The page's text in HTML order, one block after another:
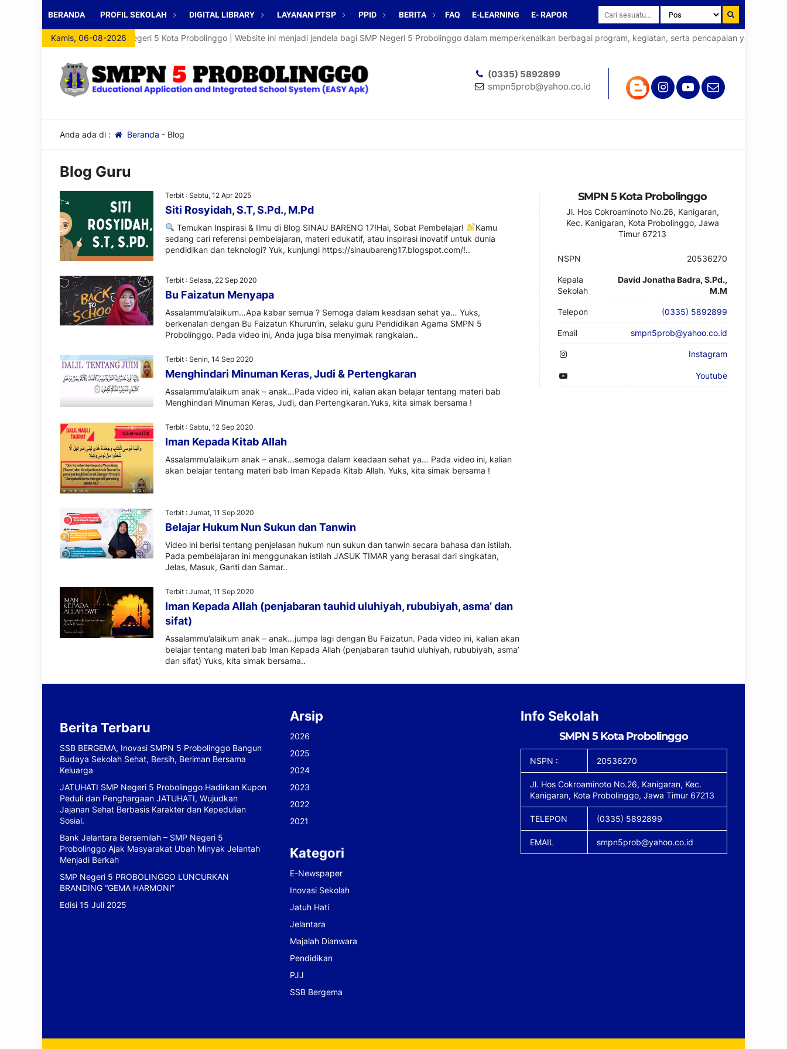
BERANDA PROFIL SEKOLAH DIGITAL LIBRARY LAYANAN PTSP PPID BERITA FAQ E-LEARNING E- RAPOR
Kamis, 06-08-2026
Datang di Website SMP Negeri 5 Kota Probolinggo | Website ini menjadi jendela bagi SMP Negeri 5 Probolinggo dalam memperkenalkan berbagai program, kegiatan, serta pencapaian yang telah
(0335) 5892899
smpn5prob@yahoo.co.id
Anda ada di : Beranda - Blog
Blog Guru
Terbit : Sabtu, 12 Apr 2025
Siti Rosyidah, S.T, S.Pd., M.Pd
Temukan Inspirasi & Ilmu di Blog SINAU BARENG 17!Hai, Sobat Pembelajar!
Kamu
sedang cari referensi pembelajaran, materi edukatif, atau inspirasi inovatif untuk dunia
pendidikan dan teknologi? Yuk, kunjungi https://sinaubareng17.blogspot.com/!..
Terbit : Selasa, 22 Sep 2020
Bu Faizatun Menyapa
Assalammu’alaikum…Apa kabar semua ? Semoga dalam keadaan sehat ya… Yuks,
berkenalan dengan Bu Faizatun Khurun’in, selaku guru Pendidikan Agama SMPN 5
Probolinggo. Pada video ini, Anda juga bisa menyimak rangkaian..
Terbit : Senin, 14 Sep 2020
Menghindari Minuman Keras, Judi & Pertengkaran
Assalammu’alaikum anak – anak…Pada video ini, kalian akan belajar tentang materi bab
Menghindari Minuman Keras, Judi, dan Pertengkaran.Yuks, kita simak bersama !
Terbit : Sabtu, 12 Sep 2020
Iman Kepada Kitab Allah
Assalammu’alaikum anak – anak…semoga dalam keadaan sehat ya… Pada video ini, kalian
akan belajar tentang materi bab Iman Kepada Kitab Allah. Yuks, kita simak bersama !
Terbit : Jumat, 11 Sep 2020
Belajar Hukum Nun Sukun dan Tanwin
Video ini berisi tentang penjelasan hukum nun sukun dan tanwin secara bahasa dan istilah.
Pada pembelajaran ini menggunakan istilah JASUK TIMAR yang berasal dari singkatan,
Jelas, Masuk, Ganti dan Samar..
Terbit : Jumat, 11 Sep 2020
Iman Kepada Allah (penjabaran tauhid uluhiyah, rububiyah, asma’ dan
sifat)
Assalammu’alaikum anak – anak…jumpa lagi dengan Bu Faizatun. Pada video ini, kalian akan
belajar tentang materi bab Iman Kepada Allah (penjabaran tauhid uluhiyah, rububiyah, asma’
dan sifat) Yuks, kita simak bersama..
SMPN 5 Kota Probolinggo
Jl. Hos Cokroaminoto No.26, Kanigaran,
Kec. Kanigaran, Kota Probolinggo, Jawa
Timur 67213
NSPN 20536270
Kepala
Sekolah
David Jonatha Badra, S.Pd.,
M.M
Telepon (0335) 5892899
Email smpn5prob@yahoo.co.id
Instagram
Youtube
Berita Terbaru
SSB BERGEMA, Inovasi SMPN 5 Probolinggo Bangun
Budaya Sekolah Sehat, Bersih, Beriman Bersama
Keluarga
JATUHATI SMP Negeri 5 Probolinggo Hadirkan Kupon
Peduli dan Penghargaan JATUHATI, Wujudkan
Jajanan Sehat Berbasis Karakter dan Kepedulian
Sosial.
Bank Jelantara Bersemilah – SMP Negeri 5
Probolinggo Ajak Masyarakat Ubah Minyak Jelantah
Menjadi Berkah
SMP Negeri 5 PROBOLINGGO LUNCURKAN
BRANDING “GEMA HARMONI”
Edisi 15 Juli 2025
Arsip
2026
2025
2024
2023
2022
2021
Kategori
E-Newspaper
Inovasi Sekolah
Jatuh Hati
Jelantara
Majalah Dianwara
Pendidikan
PJJ
SSB Bergema
Info Sekolah
SMPN 5 Kota Probolinggo
NSPN : 20536270
Jl. Hos Cokroaminoto No.26, Kanigaran, Kec.
Kanigaran, Kota Probolinggo, Jawa Timur 67213
TELEPON (0335) 5892899
EMAIL smpn5prob@yahoo.co.id